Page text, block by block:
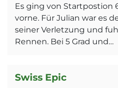
Es ging von Startpostion
vorne. Für Julian war es
seiner Verletzung und
Rennen. Bei 5 Grad und…
Swiss Epic